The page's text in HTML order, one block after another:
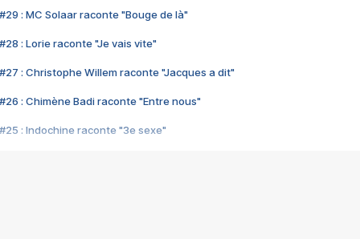
#29 : MC Solaar raconte "Bouge de là"
#28 : Lorie raconte "Je vais vite"
#27 : Christophe Willem raconte "Jacques a dit"
#26 : Chimène Badi raconte "Entre nous"
#25 : Indochine raconte "3e sexe"